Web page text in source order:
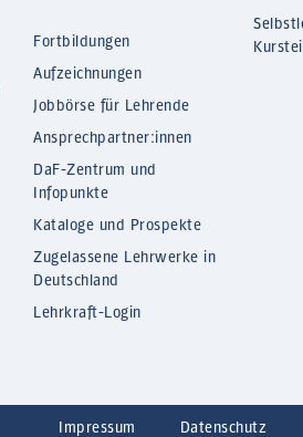
Fortbildungen
Aufzeichnungen
Jobbörse für Lehrende
Ansprechpartner:innen
DaF-Zentrum und
Infopunkte
Kataloge und Prospekte
Zugelassene Lehrwerke in
Deutschland
Lehrkraft-Login
Impressum Datenschutz